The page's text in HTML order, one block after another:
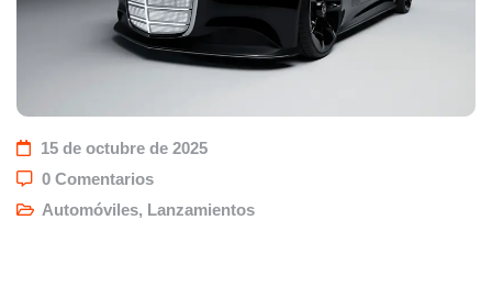
15 de octubre de 2025
0 Comentarios
Automóviles, Lanzamientos